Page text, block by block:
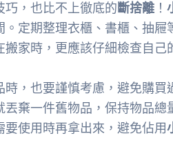
巧，也比不上徹底的斷捨離 ！
。定期整理衣櫃、書櫃、抽
搬家時，更應該仔細檢查自己
時，也要謹慎考慮，避免購
丟棄一件舊物品，保持物品
要使用時再拿出來，避免佔用